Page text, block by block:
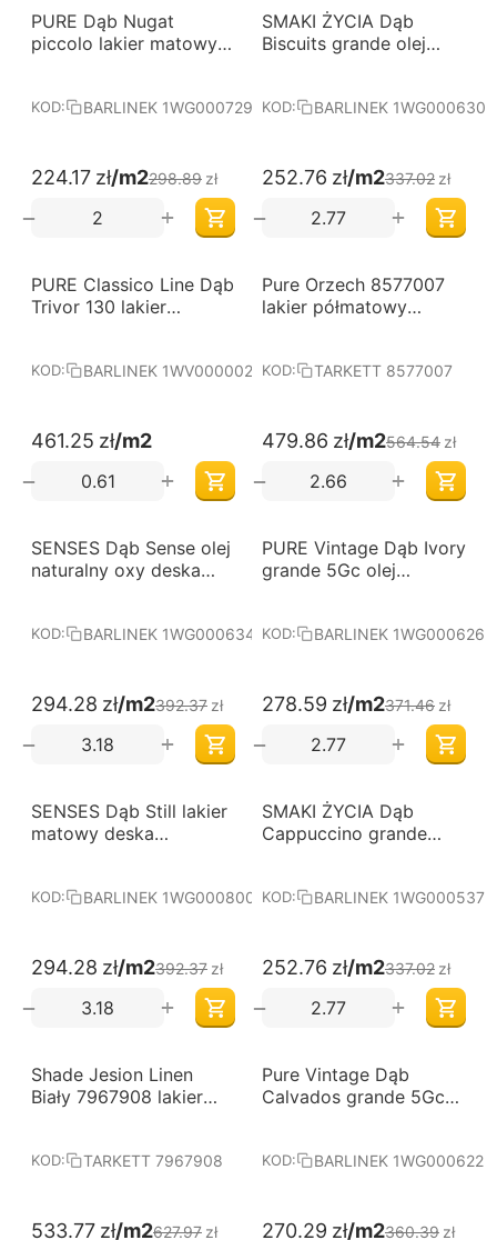
-25%
Darmowa dostawa
od 60 m2
PURE Dąb Nugat
piccolo lakier matowy
KOD: BARLINEK 1WG000729
224.17 zł/m2298.89 zł
+
−
-25%
Darmowa dostawa
od 60 m2
SMAKI ŻYCIA Dąb
Biscuits grande olej
KOD: BARLINEK 1WG000630
252.76 zł/m2337.02 zł
+
−
Darmowa dostawa
od 60 m2
PURE Classico Line Dąb
Trivor 130 lakier
KOD: BARLINEK 1WV000002
461.25 zł/m2
+
−
-15%
Darmowa dostawa
od 60 m2
Pure Orzech 8577007
lakier półmatowy
KOD: TARKETT 8577007
479.86 zł/m2564.54 zł
+
−
-25%
Darmowa dostawa
od 60 m2
SENSES Dąb Sense olej
naturalny oxy deska
KOD: BARLINEK 1WG000634
294.28 zł/m2392.37 zł
+
−
-25%
Darmowa dostawa
od 60 m2
PURE Vintage Dąb Ivory
grande 5Gc olej
KOD: BARLINEK 1WG000626
278.59 zł/m2371.46 zł
+
−
-25%
Darmowa dostawa
od 60 m2
SENSES Dąb Still lakier
matowy deska
KOD: BARLINEK 1WG000800
294.28 zł/m2392.37 zł
+
−
-25%
Darmowa dostawa
od 60 m2
SMAKI ŻYCIA Dąb
Cappuccino grande
KOD: BARLINEK 1WG000537
252.76 zł/m2337.02 zł
+
−
-15%
Darmowa dostawa
od 60 m2
Shade Jesion Linen
Biały 7967908 lakier
KOD: TARKETT 7967908
533.77 zł/m2627.97 zł
-25%
Darmowa dostawa
od 60 m2
Pure Vintage Dąb
Calvados grande 5Gc
KOD: BARLINEK 1WG000622
270.29 zł/m2360.39 zł